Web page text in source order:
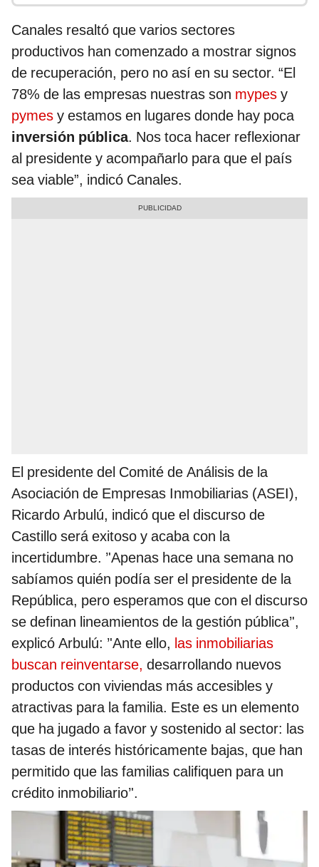
Canales resaltó que varios sectores
productivos han comenzado a mostrar signos
de recuperación, pero no así en su sector. “El
78% de las empresas nuestras son mypes y
pymes y estamos en lugares donde hay poca
inversión pública. Nos toca hacer reflexionar
al presidente y acompañarlo para que el país
sea viable”, indicó Canales.
El presidente del Comité de Análisis de la
Asociación de Empresas Inmobiliarias (ASEI),
Ricardo Arbulú, indicó que el discurso de
Castillo será exitoso y acaba con la
incertidumbre. ’'Apenas hace una semana no
sabíamos quién podía ser el presidente de la
República, pero esperamos que con el discurso
se definan lineamientos de la gestión pública’',
explicó Arbulú: ’'Ante ello, las inmobiliarias
buscan reinventarse, desarrollando nuevos
productos con viviendas más accesibles y
atractivas para la familia. Este es un elemento
que ha jugado a favor y sostenido al sector: las
tasas de interés históricamente bajas, que han
permitido que las familias califiquen para un
crédito inmobiliario’'.